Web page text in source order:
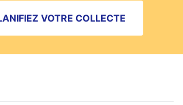
VOTRE COLLECTE